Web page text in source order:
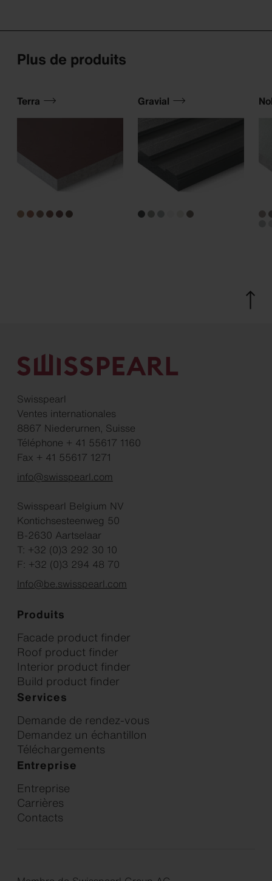
Plus de produits
Terra Gravial
Swisspearl
Ventes internationales
8867 Niederurnen, Suisse
Téléphone + 41 55617 1160
Fax + 41 55617 1271
info@swisspearl.com
Swisspearl Belgium NV
Kontichsesteenweg 50
B-2630 Aartselaar
T: +32 (0)3 292 30 10
F: +32 (0)3 294 48 70
Info@be.swisspearl.com
Produits
Facade product finder
Roof product finder
Interior product finder
Build product finder
Services
Demande de rendez-vous
Demandez un échantillon
Téléchargements
Entreprise
Entreprise
Carrières
Contacts